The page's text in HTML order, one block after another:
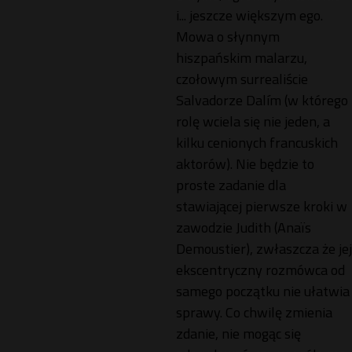
i... jeszcze większym ego.
Mowa o słynnym
hiszpańskim malarzu,
czołowym surrealiście
Salvadorze Dalím (w którego
rolę wciela się nie jeden, a
kilku cenionych francuskich
aktorów). Nie będzie to
proste zadanie dla
stawiającej pierwsze kroki w
zawodzie Judith (Anaïs
Demoustier), zwłaszcza że jej
ekscentryczny rozmówca od
samego początku nie ułatwia
sprawy. Co chwilę zmienia
zdanie, nie mogąc się